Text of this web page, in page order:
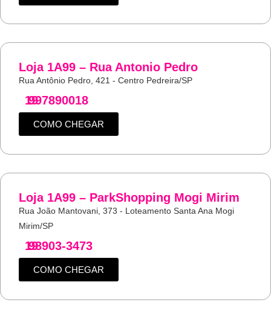
Loja 1A99 – Rua Antonio Pedro
Rua Antônio Pedro, 421 - Centro Pedreira/SP
19
997890018
COMO CHEGAR
Loja 1A99 – ParkShopping Mogi Mirim
Rua João Mantovani, 373 - Loteamento Santa Ana Mogi
Mirim/SP
19
98903-3473
COMO CHEGAR